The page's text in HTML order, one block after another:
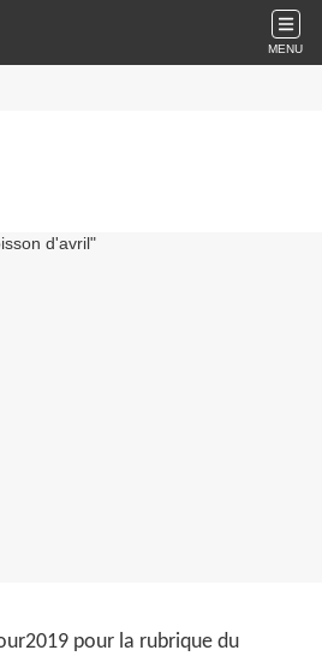
MENU
pour la rubrique du